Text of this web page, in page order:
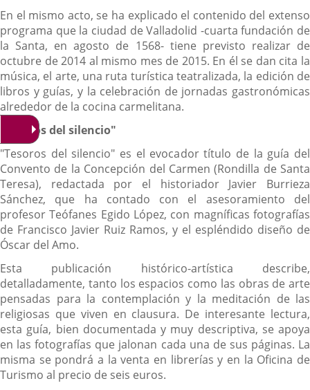
En el mismo acto, se ha explicado el contenido del extenso
programa que la ciudad de Valladolid -cuarta fundación de
la Santa, en agosto de 1568- tiene previsto realizar de
octubre de 2014 al mismo mes de 2015. En él se dan cita la
música, el arte, una ruta turística teatralizada, la edición de
libros y guías, y la celebración de jornadas gastronómicas
alrededor de la cocina carmelitana.
Tesoros del silencio"
"Tesoros del silencio" es el evocador título de la guía del
Convento de la Concepción del Carmen (Rondilla de Santa
Teresa), redactada por el historiador Javier Burrieza
Sánchez, que ha contado con el asesoramiento del
profesor Teófanes Egido López, con magníficas fotografías
de Francisco Javier Ruiz Ramos, y el espléndido diseño de
Óscar del Amo.
Esta publicación histórico-artística describe,
detalladamente, tanto los espacios como las obras de arte
pensadas para la contemplación y la meditación de las
religiosas que viven en clausura. De interesante lectura,
esta guía, bien documentada y muy descriptiva, se apoya
en las fotografías que jalonan cada una de sus páginas. La
misma se pondrá a la venta en librerías y en la Oficina de
Turismo al precio de seis euros.